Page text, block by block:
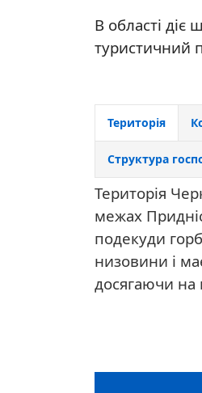
В області
туристичний
Територія
Структура
Територія
межах
подекуди
низовини і
досягаючи на